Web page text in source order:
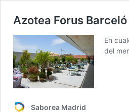
Azotea Forus Barceló
En
del
Saborea Madrid